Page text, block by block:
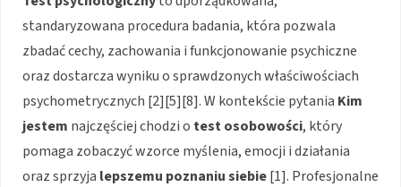
standaryzowana procedura badania, która pozwala
zbadać cechy, zachowania i funkcjonowanie psychiczne
oraz dostarcza wyniku o sprawdzonych właściwościach
psychometrycznych [2][5][8]. W kontekście pytania Kim
jestem najczęściej chodzi o test osobowości, który
pomaga zobaczyć wzorce myślenia, emocji i działania
oraz sprzyja lepszemu poznaniu siebie[1]. Profesjonalne